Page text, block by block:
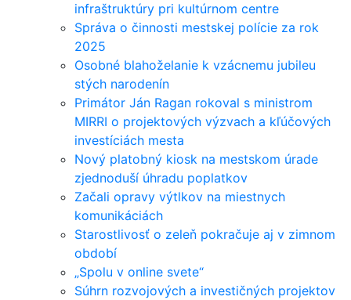
infraštruktúry pri kultúrnom centre
Správa o činnosti mestskej polície za rok
2025
Osobné blahoželanie k vzácnemu jubileu
stých narodenín
Primátor Ján Ragan rokoval s ministrom
MIRRI o projektových výzvach a kľúčových
investíciách mesta
Nový platobný kiosk na mestskom úrade
zjednoduší úhradu poplatkov
Začali opravy výtlkov na miestnych
komunikáciách
Starostlivosť o zeleň pokračuje aj v zimnom
období
„Spolu v online svete“
Súhrn rozvojových a investičných projektov